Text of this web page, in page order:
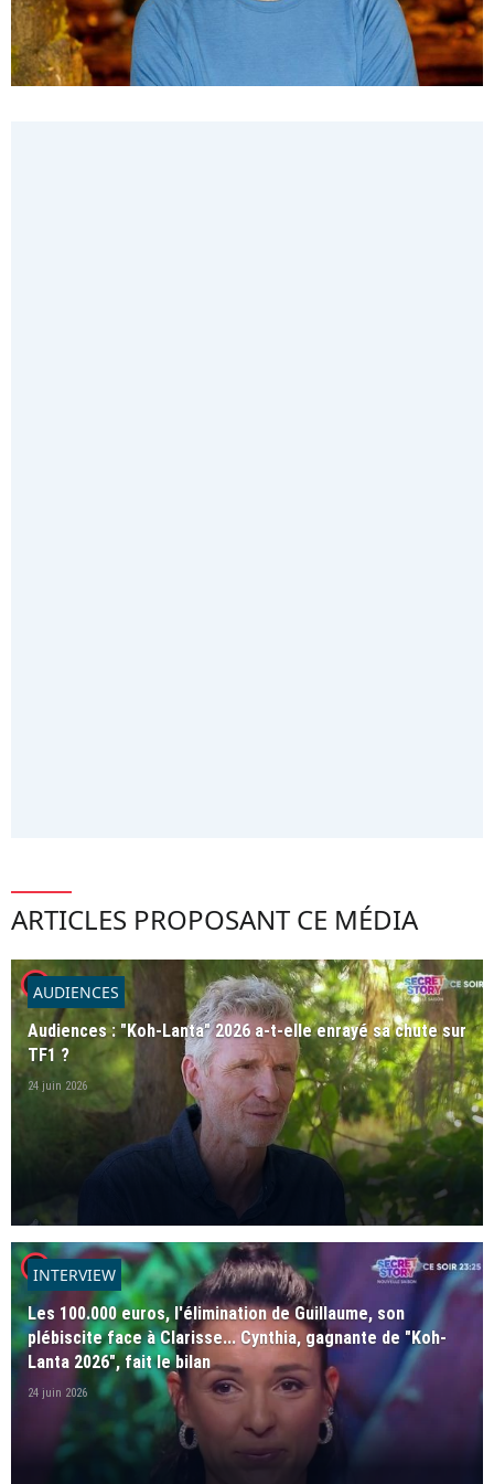
ARTICLES PROPOSANT CE MÉDIA
player2AUDIENCES
Audiences : "Koh-Lanta" 2026 a-t-elle enrayé sa chute sur
TF1 ?
24 juin 2026
player2INTERVIEW
Les 100.000 euros, l'élimination de Guillaume, son
plébiscite face à Clarisse... Cynthia, gagnante de "Koh-
Lanta 2026", fait le bilan
24 juin 2026